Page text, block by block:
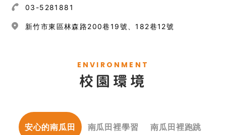
03-5281881
新竹市東區林森路200巷19號、182巷12號
ENVIRONMENT
校園環境
安心的南瓜田 南瓜田裡學習 南瓜田裡跑跳